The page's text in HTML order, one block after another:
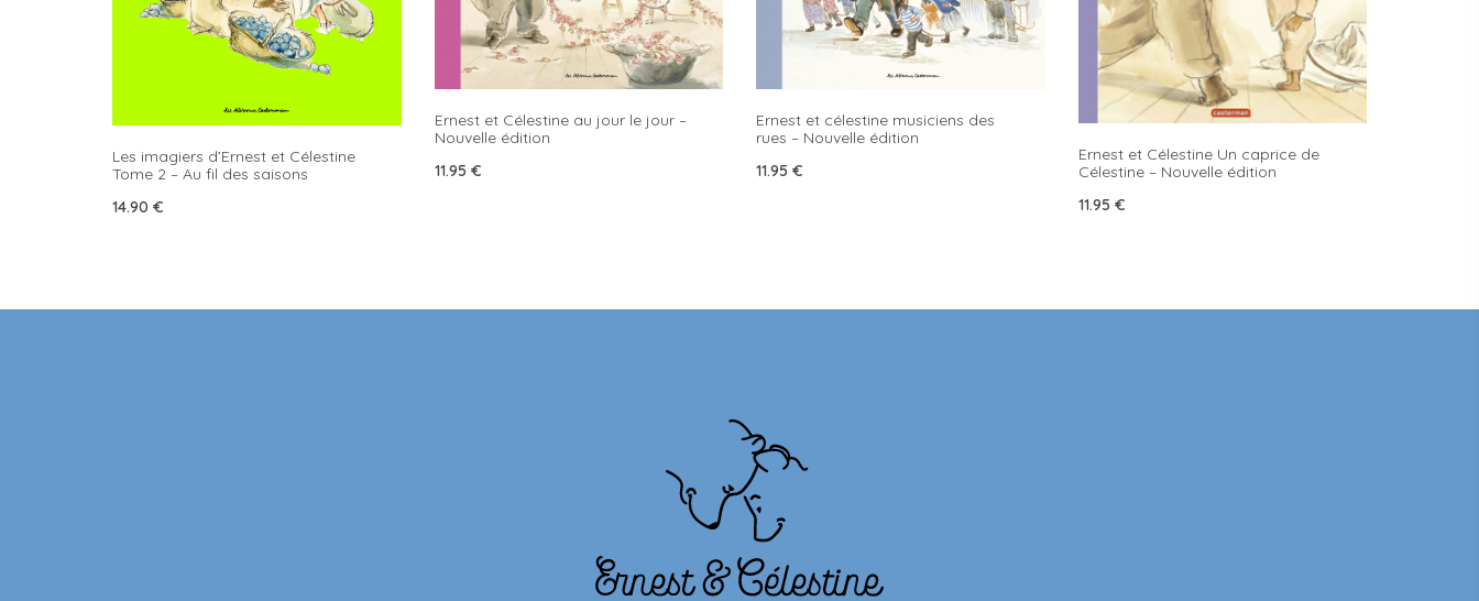
Les imagiers d’Ernest et Célestine
Tome 2 – Au fil des saisons
14.90 €
Ernest et Célestine au jour le jour –
Nouvelle édition
11.95 €
Ernest et célestine musiciens des
rues – Nouvelle édition
11.95 €
Ernest et Célestine Un caprice de
Célestine – Nouvelle édition
11.95 €